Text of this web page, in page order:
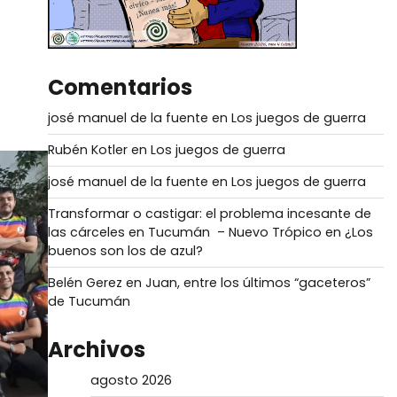
Comentarios
josé manuel de la fuente en Los juegos de guerra
Rubén Kotleren Los juegos de guerra
josé manuel de la fuente en Los juegos de guerra
Transformar o castigar: el problema incesante de
las cárceles en Tucumán – Nuevo Trópico en ¿Los
buenos son los de azul?
Belén Gerez en Juan, entre los últimos “gaceteros”
de Tucumán
Archivos
agosto 2026